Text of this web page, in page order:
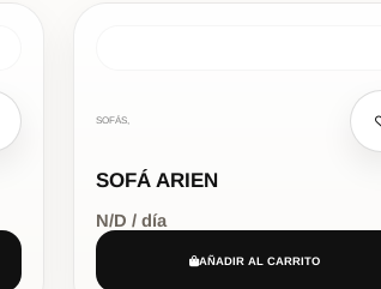
SOFÁS,
SOFÁ ARIEN
N/D / día
AÑADIR AL CARRITO